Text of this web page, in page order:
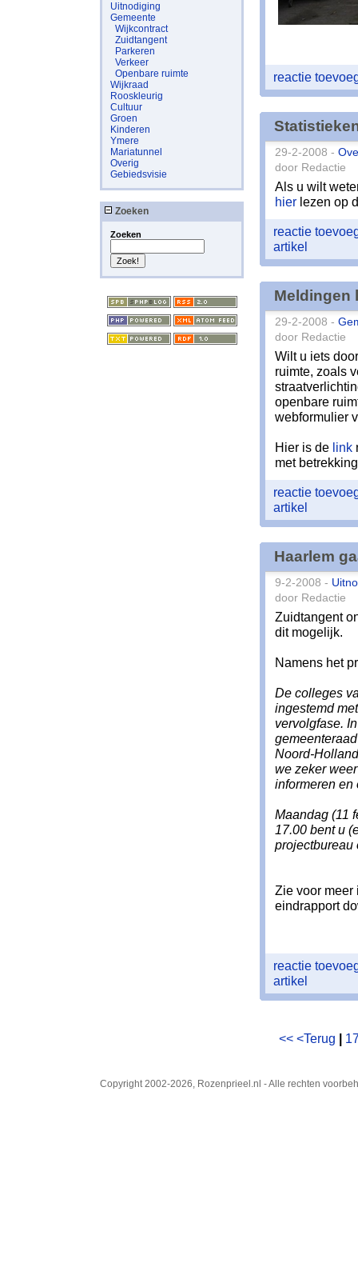
Uitnodiging
Gemeente
Wijkcontract
Zuidtangent
Parkeren
Verkeer
Openbare ruimte
Wijkraad
Rooskleurig
Cultuur
Groen
Kinderen
Ymere
Mariatunnel
Overig
Gebiedsvisie
Zoeken
Zoeken
reactie
29-2-2008 -
door Redactie
Als u wilt
hier lezen op
reactie
artikel
Meldingen
29-2-2008 -
door Redactie
Wilt u iets
ruimte, zoals
openbare
webformulier
Hier is de link
met
reactie
artikel
Haarlem
9-2-2008 -
door Redactie
Zuidtangent
dit mogelijk.
Namens het
De colleges
ingestemd
vervolgfase.
Noord-
we zeker
informeren en
Maandag (11
17.00 bent u
projectbureau
Zie voor
eindrapport
reactie
artikel
<< <Terug |
Copyright 2002-2026, Rozenprieel.nl - Alle rechten